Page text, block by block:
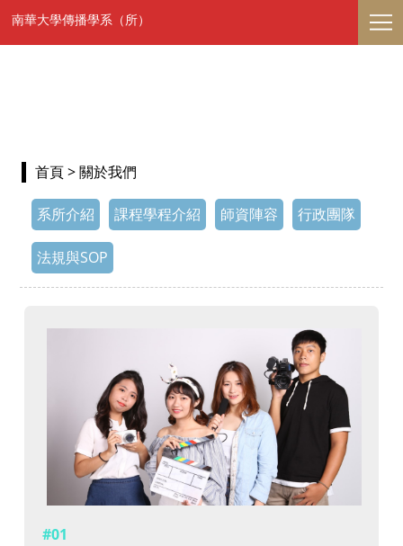
南華大學傳播學系（所）
首頁> 關於我們
系所介紹 課程學程介紹 師資陣容 行政團隊
法規與SOP
#01